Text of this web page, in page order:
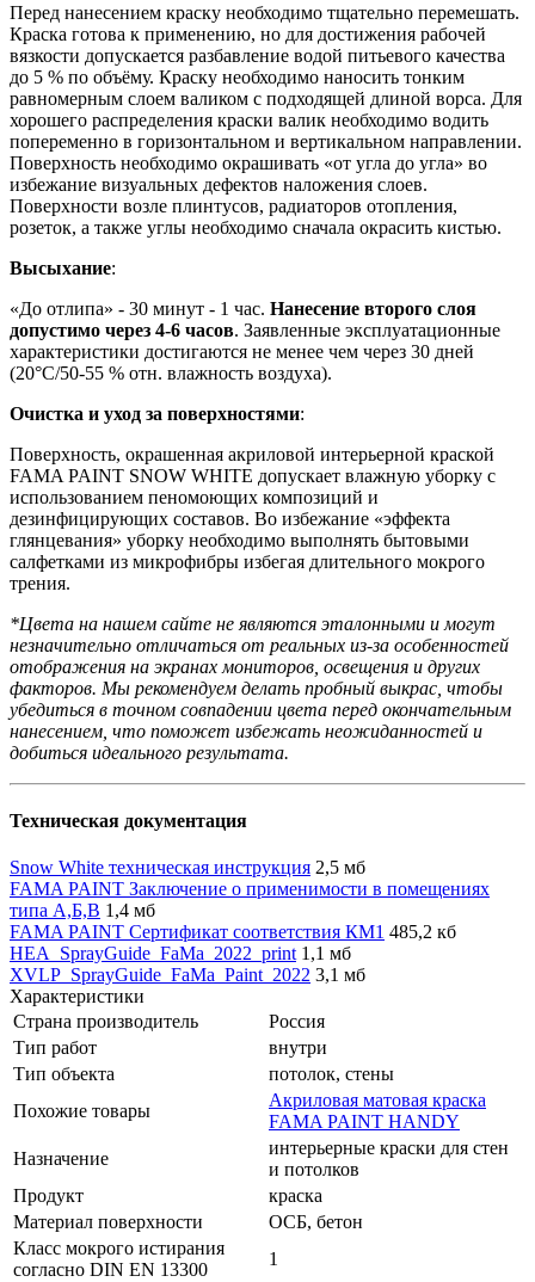
Перед нанесением краску необходимо тщательно перемешать.
Краска готова к применению, но для достижения рабочей
вязкости допускается разбавление водой питьевого качества
до 5 % по объёму. Краску необходимо наносить тонким
равномерным слоем валиком с подходящей длиной ворса. Для
хорошего распределения краски валик необходимо водить
попеременно в горизонтальном и вертикальном направлении.
Поверхность необходимо окрашивать «от угла до угла» во
избежание визуальных дефектов наложения слоев.
Поверхности возле плинтусов, радиаторов отопления,
розеток, а также углы необходимо сначала окрасить кистью.
Высыхание:
«До отлипа» - 30 минут - 1 час. Нанесение второго слоя
допустимо через 4-6 часов. Заявленные эксплуатационные
характеристики достигаются не менее чем через 30 дней
(20°C/50-55 % отн. влажность воздуха).
Очистка и уход за поверхностями:
Поверхность, окрашенная акриловой интерьерной краской
FAMA PAINT SNOW WHITE допускает влажную уборку с
использованием пеномоющих композиций и
дезинфицирующих составов. Во избежание «эффекта
глянцевания» уборку необходимо выполнять бытовыми
салфетками из микрофибры избегая длительного мокрого
трения.
*Цвета на нашем сайте не являются эталонными и могут
незначительно отличаться от реальных из-за особенностей
отображения на экранах мониторов, освещения и других
факторов. Мы рекомендуем делать пробный выкрас, чтобы
убедиться в точном совпадении цвета перед окончательным
нанесением, что поможет избежать неожиданностей и
добиться идеального результата.
Техническая документация
Snow White техническая инструкция 2,5 мб
FAMA PAINT Заключение о применимости в помещениях
типа А,Б,В 1,4 мб
FAMA PAINT Сертификат соответствия КМ1 485,2 кб
HEA_SprayGuide_FaMa_2022_print 1,1 мб
XVLP_SprayGuide_FaMa_Paint_2022 3,1 мб
Характеристики
Страна производитель
Россия
Тип работ
внутри
Тип объекта
потолок, стены
Похожие товары
Акриловая матовая краска
FAMA PAINT HANDY
Назначение
интерьерные краски для стен
и потолков
Продукт
краска
Материал поверхности
ОСБ, бетон
Класс мокрого истирания
согласно DIN EN 13300
1